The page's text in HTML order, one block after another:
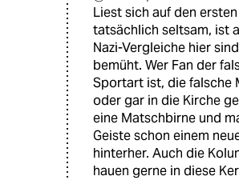
Liest sich auf den
tatsächlich seltsam, ist
Nazi-Vergleiche hier
bemüht. Wer Fan der
Sportart ist, die falsche
oder gar in die Kirche
eine Matschbirne und
Geiste schon einem
hinterher. Auch die
hauen gerne in diese